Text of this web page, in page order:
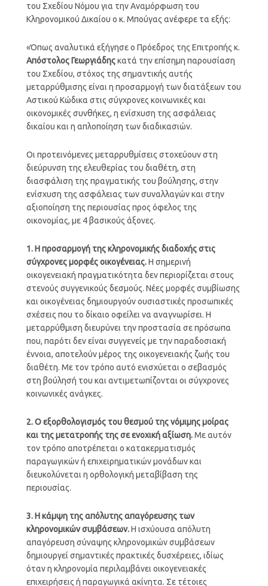
του Σχεδίου Νόμου για την Αναμόρφωση του
Κληρονομικού Δικαίου ο κ. Μπούγας ανέφερε τα εξής:
«Όπως αναλυτικά εξήγησε ο Πρόεδρος της Επιτροπής κ.
Απόστολος Γεωργιάδηςκατά την επίσημη παρουσίαση
του Σχεδίου, στόχος της σημαντικής αυτής
μεταρρύθμισης είναι η προσαρμογή των διατάξεων του
Αστικού Κώδικα στις σύγχρονες κοινωνικές και
οικονομικές συνθήκες, η ενίσχυση της ασφάλειας
δικαίου και η απλοποίηση των διαδικασιών.
Οι προτεινόμενες μεταρρυθμίσεις στοχεύουν στη
διεύρυνση της ελευθερίας του διαθέτη, στη
διασφάλιση της πραγματικής του βούλησης, στην
ενίσχυση της ασφάλειας των συναλλαγών και στην
αξιοποίηση της περιουσίας προς όφελος της
οικονομίας, με 4 βασικούς άξονες.
1. Η προσαρμογή της κληρονομικής διαδοχής στις
σύγχρονες μορφές οικογένειας.Η σημερινή
οικογενειακή πραγματικότητα δεν περιορίζεται στους
στενούς συγγενικούς δεσμούς. Νέες μορφές συμβίωσης
και οικογένειας δημιουργούν ουσιαστικές προσωπικές
σχέσεις που το δίκαιο οφείλει να αναγνωρίσει. Η
μεταρρύθμιση διευρύνει την προστασία σε πρόσωπα
που, παρότι δεν είναι συγγενείς με την παραδοσιακή
έννοια, αποτελούν μέρος της οικογενειακής ζωής του
διαθέτη. Με τον τρόπο αυτό ενισχύεται ο σεβασμός
στη βούλησή του και αντιμετωπίζονται οι σύγχρονες
κοινωνικές ανάγκες.
2. Ο εξορθολογισμός του θεσμού της νόμιμης μοίρας
και της μετατροπής της σε ενοχική αξίωση.Με αυτόν
τον τρόπο αποτρέπεται ο κατακερματισμός
παραγωγικών ή επιχειρηματικών μονάδων και
διευκολύνεται η ορθολογική μεταβίβαση της
περιουσίας.
3. Η κάμψη της απόλυτης απαγόρευσης των
κληρονομικών συμβάσεων.Η ισχύουσα απόλυτη
απαγόρευση σύναψης κληρονομικών συμβάσεων
δημιουργεί σημαντικές πρακτικές δυσχέρειες, ιδίως
όταν η κληρονομία περιλαμβάνει οικογενειακές
επιχειρήσεις ή παραγωγικά ακίνητα. Σε τέτοιες